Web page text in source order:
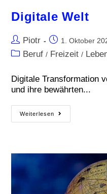
Digitale Welt
Piotr 1. Oktober
Beruf / Freizeit /
Digitale Transformation
und ihre bewährten...
Weiterlesen